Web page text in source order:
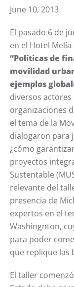
June 10, 2013
El pasado 6 de
en el Hotel
“Políticas de
movilidad
ejemplos
diversos
organizaciones
el tema de la
dialogaron para
¿cómo
proyectos
Sustentable
relevante del
presencia de
expertos en el
Washingnton,
para poder
que replique las
El taller